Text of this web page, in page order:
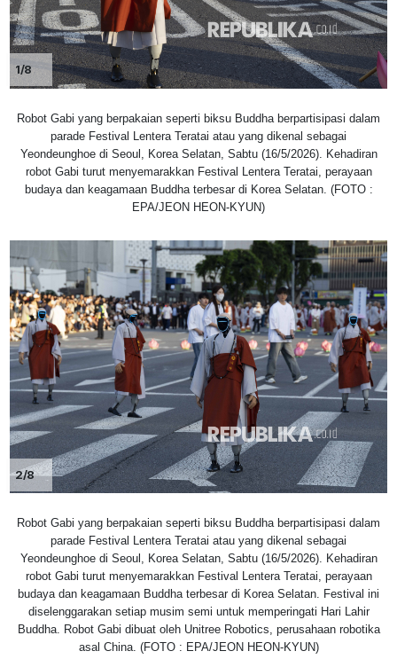
1/8
Robot Gabi yang berpakaian seperti biksu Buddha berpartisipasi dalam
parade Festival Lentera Teratai atau yang dikenal sebagai
Yeondeunghoe di Seoul, Korea Selatan, Sabtu (16/5/2026). Kehadiran
robot Gabi turut menyemarakkan Festival Lentera Teratai, perayaan
budaya dan keagamaan Buddha terbesar di Korea Selatan. (FOTO :
EPA/JEON HEON-KYUN)
2/8
Robot Gabi yang berpakaian seperti biksu Buddha berpartisipasi dalam
parade Festival Lentera Teratai atau yang dikenal sebagai
Yeondeunghoe di Seoul, Korea Selatan, Sabtu (16/5/2026). Kehadiran
robot Gabi turut menyemarakkan Festival Lentera Teratai, perayaan
budaya dan keagamaan Buddha terbesar di Korea Selatan. Festival ini
diselenggarakan setiap musim semi untuk memperingati Hari Lahir
Buddha. Robot Gabi dibuat oleh Unitree Robotics, perusahaan robotika
asal China. (FOTO : EPA/JEON HEON-KYUN)